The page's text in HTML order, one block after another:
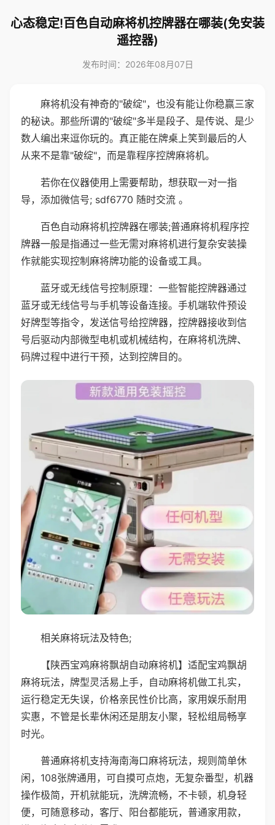
心态稳定!百色自动麻将机控牌器在哪装(免安装
遥控器)
发布时间：2026年08月07日
麻将机没有神奇的"破绽"，也没有能让你稳赢三家
的秘诀。那些所谓的"破绽"多半是段子、是传说、是少
数人编出来逗你玩的。真正能在牌桌上笑到最后的人
从来不是靠"破绽"，而是靠程序控牌麻将机。
若你在仪器使用上需要帮助，想获取一对一指
导，添加微信号; sdf6770 随时交流 。
百色自动麻将机控牌器在哪装;普通麻将机程序控
牌器一般是指通过一些无需对麻将机进行复杂安装操
作就能实现控制麻将牌功能的设备或工具。
蓝牙或无线信号控制原理：一些智能控牌器通过
蓝牙或无线信号与手机等设备连接。手机端软件预设
好牌型等指令，发送信号给控牌器，控牌器接收到信
号后驱动内部微型电机或机械结构，在麻将机洗牌、
码牌过程中进行干预，达到控牌目的。
相关麻将玩法及特色;
【陕西宝鸡麻将飘胡自动麻将机】适配宝鸡飘胡
麻将玩法，牌型灵活易上手，自动麻将机做工扎实，
运行稳定无失误，价格亲民性价比高，家用娱乐耐用
实惠，不管是长辈休闲还是朋友小聚，轻松组局畅享
时光。
普通麻将机支持海南海口麻将玩法，规则简单休
闲，108张牌通用，可自摸可点炮，无复杂番型，机器
操作极简，开机就能玩，洗牌流畅，不卡顿，机身轻
便，可随意移动，客厅、阳台都能玩，普通家用款，